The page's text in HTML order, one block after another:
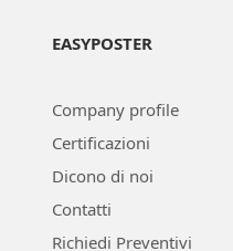
EASYPOSTER
Company profile
Certificazioni
Dicono di noi
Contatti
Richiedi Preventivi